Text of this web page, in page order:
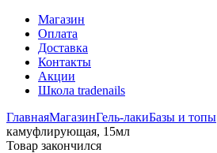
Магазин
Оплата
Доставка
Контакты
Акции
Школа tradenails
ГлавнаяМагазинГель-лакиБазы и топы
камуфлирующая, 15мл
Товар закончился